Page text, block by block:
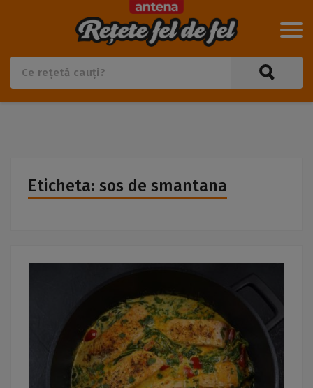
Eticheta: sos de smantana